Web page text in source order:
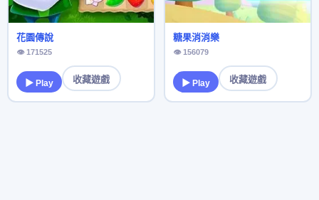
花園傳說
👁 171525
▶ Play 收藏遊戲
糖果消消樂
👁 156079
▶ Play 收藏遊戲